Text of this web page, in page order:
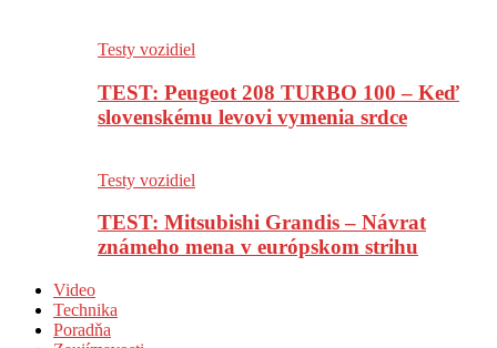
Testy vozidiel
TEST: Peugeot 208 TURBO 100 – Keď
slovenskému levovi vymenia srdce
Testy vozidiel
TEST: Mitsubishi Grandis – Návrat
známeho mena v európskom strihu
Video
Technika
Poradňa